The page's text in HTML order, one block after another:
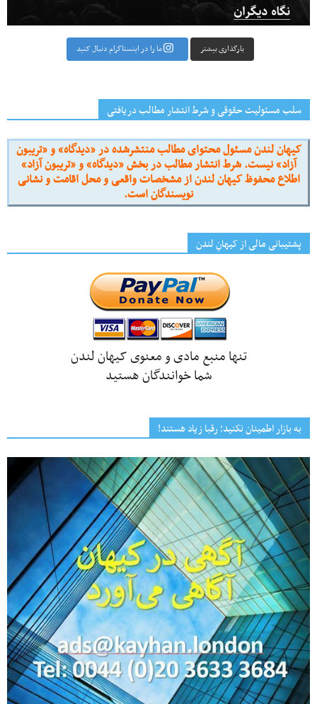
بارگذاری بیشتر ما را در اینستاگرام دنبال کنید
سلب مسئولیت حقوقی و شرط انتشار مطالب دریافتی
کیهان لندن مسئول محتوای مطالب منتشرشده در «دیدگاه» و «تریبون
آزاد» نیست. شرط انتشار مطالب در بخش «دیدگاه» و «تریبون آزاد»
اطلاع محفوظ کیهان لندن از مشخصات واقعی و محل اقامت و نشانی
نویسندگان است.
پشتیبانی مالی از کیهانِ لندن
تنها منبع مادی و معنوی کیهان لندن
شما خوانندگان هستید
به بازار اطمینان نکنید؛ رقبا زیاد هستند!